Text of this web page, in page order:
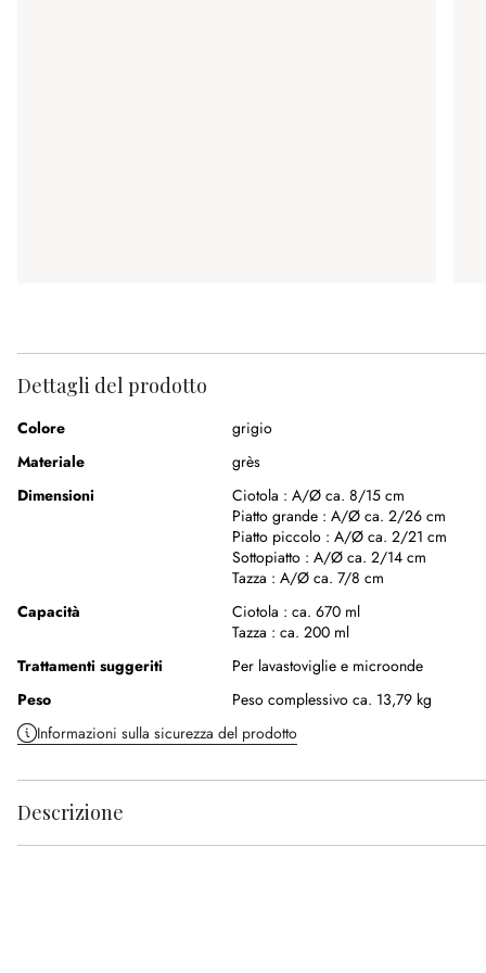
Dettagli del prodotto
Colore
grigio
Materiale
grès
Dimensioni
Ciotola : A/Ø ca. 8/15 cm
Piatto grande : A/Ø ca. 2/26 cm
Piatto piccolo : A/Ø ca. 2/21 cm
Sottopiatto : A/Ø ca. 2/14 cm
Tazza : A/Ø ca. 7/8 cm
Capacità
Ciotola : ca. 670 ml
Tazza : ca. 200 ml
Trattamenti suggeriti
Per lavastoviglie e microonde
Peso
Peso complessivo ca. 13,79 kg
Informazioni sulla sicurezza del prodotto
Descrizione